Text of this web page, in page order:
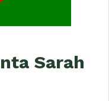
Sarah